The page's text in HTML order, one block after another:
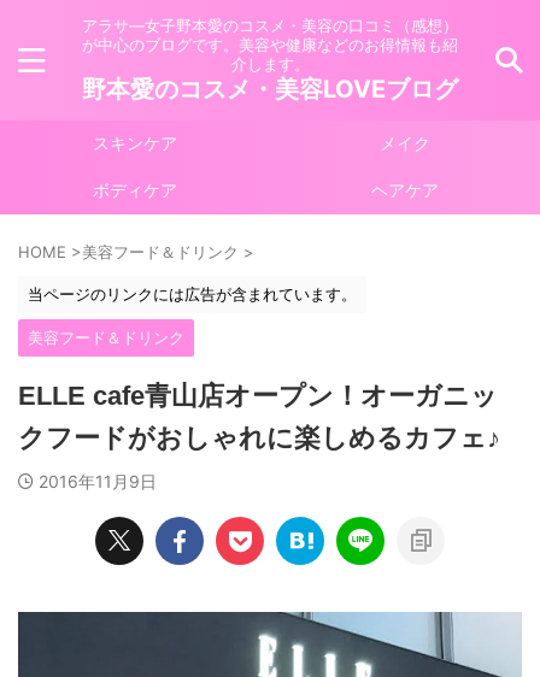
アラサ―女子野本愛のコスメ・美容の口コミ（感想）
が中心のブログです。美容や健康などのお得情報も紹
介します。
野本愛のコスメ・美容LOVEブログ
スキンケア メイク
ボディケア ヘアケア
HOME >美容フード＆ドリンク >
当ページのリンクには広告が含まれています。
美容フード＆ドリンク
ELLE cafe青山店オープン！オーガニッ
クフードがおしゃれに楽しめるカフェ♪
2016年11月9日